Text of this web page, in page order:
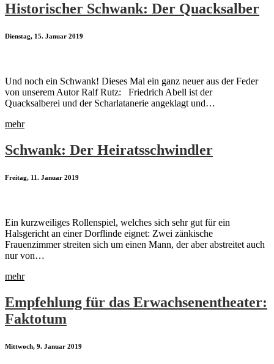
Historischer Schwank: Der Quacksalber
Dienstag, 15. Januar 2019
Und noch ein Schwank! Dieses Mal ein ganz neuer aus der Feder
von unserem Autor Ralf Rutz: Friedrich Abell ist der
Quacksalberei und der Scharlatanerie angeklagt und…
mehr
Schwank: Der Heiratsschwindler
Freitag, 11. Januar 2019
Ein kurzweiliges Rollenspiel, welches sich sehr gut für ein
Halsgericht an einer Dorflinde eignet: Zwei zänkische
Frauenzimmer streiten sich um einen Mann, der aber abstreitet auch
nur von…
mehr
Empfehlung für das Erwachsenentheater:
Faktotum
Mittwoch, 9. Januar 2019